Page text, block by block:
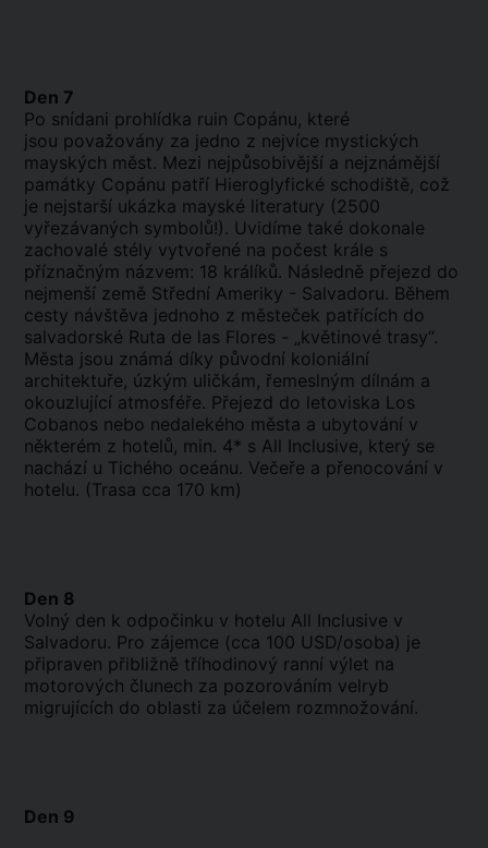
Den 7
Po snídani prohlídka ruin Copánu, které
jsou považovány za jedno z nejvíce mystických
mayských měst. Mezi nejpůsobivější a nejznámější
památky Copánu patří Hieroglyfické schodiště, což
je nejstarší ukázka mayské literatury (2500
vyřezávaných symbolů!). Uvidíme také dokonale
zachovalé stély vytvořené na počest krále s
příznačným názvem: 18 králíků. Následně přejezd do
nejmenší země Střední Ameriky - Salvadoru. Během
cesty návštěva jednoho z městeček patřících do
salvadorské Ruta de las Flores - „květinové trasy“.
Města jsou známá díky původní koloniální
architektuře, úzkým uličkám, řemeslným dílnám a
okouzlující atmosféře. Přejezd do letoviska Los
Cobanos nebo nedalekého města a ubytování v
některém z hotelů, min. 4* s All Inclusive, který se
nachází u Tichého oceánu. Večeře a přenocování v
hotelu. (Trasa cca 170 km)
Den 8
Volný den k odpočinku v hotelu All Inclusive v
Salvadoru. Pro zájemce (cca 100 USD/osoba) je
připraven přibližně tříhodinový ranní výlet na
motorových člunech za pozorováním velryb
migrujících do oblasti za účelem rozmnožování.
Den 9